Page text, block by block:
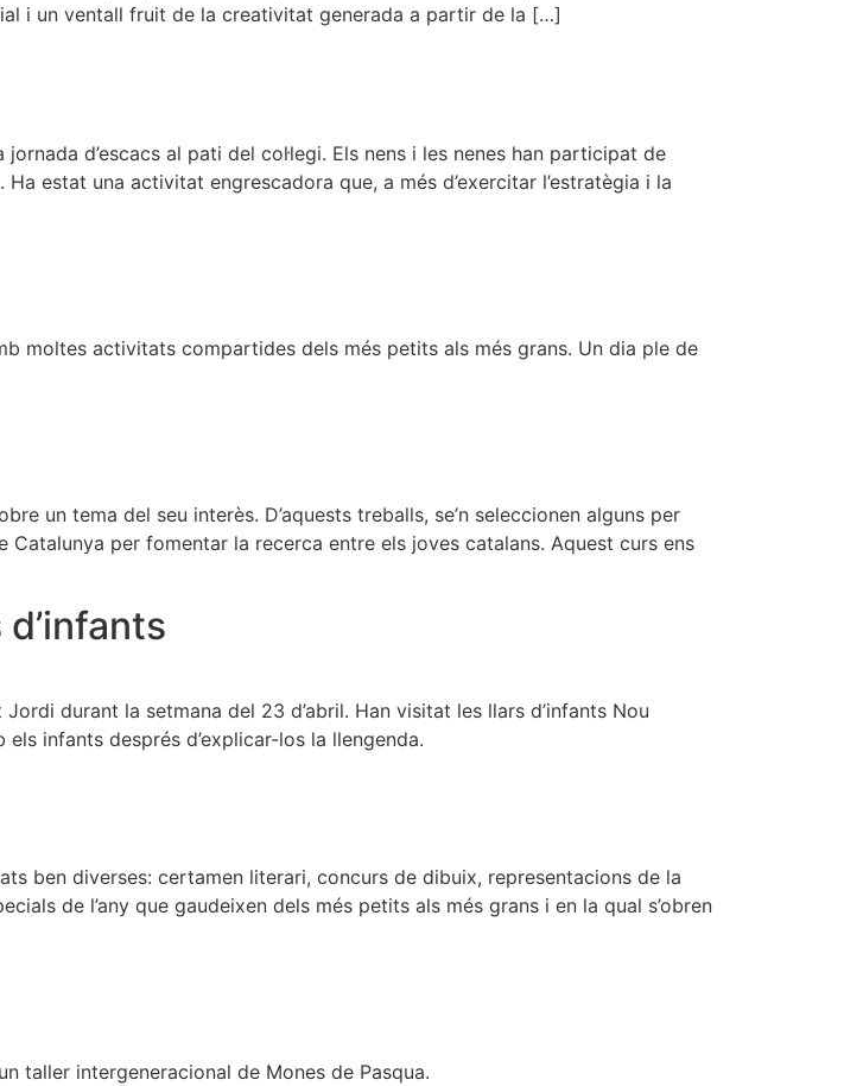
i un ventall fruit de la creativitat generada a partir de la […]
d’escacs al pati del col·legi. Els nens i les nenes han participat de
estat una activitat engrescadora que, a més d’exercitar l’estratègia i la
moltes activitats compartides dels més petits als més grans. Un dia ple de
un tema del seu interès. D’aquests treballs, se’n seleccionen alguns per
per fomentar la recerca entre els joves catalans. Aquest curs ens
durant la setmana del 23 d’abril. Han visitat les llars d’infants Nou
infants després d’explicar-los la llengenda.
ben diverses: certamen literari, concurs de dibuix, representacions de la
de l’any que gaudeixen dels més petits als més grans i en la qual s’obren
taller intergeneracional de Mones de Pasqua.